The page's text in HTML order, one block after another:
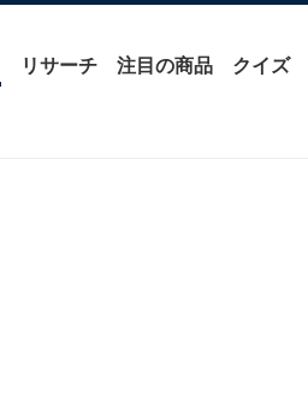
リサーチ 注目の商品 クイズ